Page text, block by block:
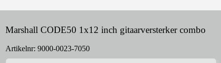
Marshall CODE50 1x12 inch gitaarversterker combo
Artikelnr: 9000-0023-7050